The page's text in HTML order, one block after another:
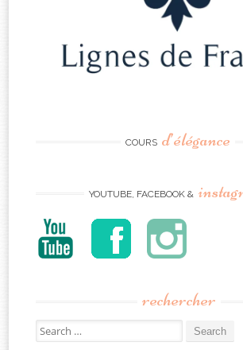
COURS d’élégance
YOUTUBE, FACEBOOK &
rechercher
Search
for: